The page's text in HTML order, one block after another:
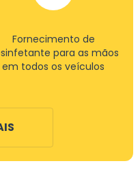
Fornecimento de
para as mãos
em todos os veículos